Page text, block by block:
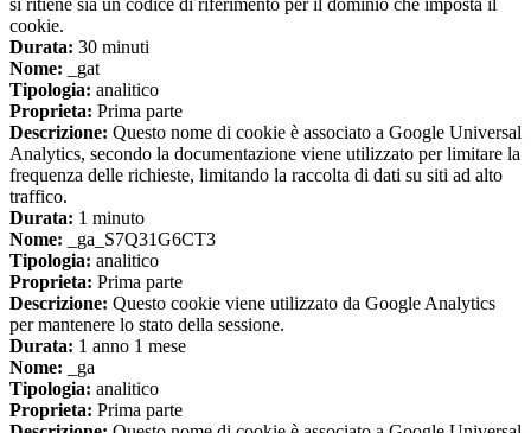
cookie.
Durata: 30 minuti
Nome: _gat
Tipologia: analitico
Proprieta: Prima parte
Descrizione: Questo nome di cookie è associato a Google Universal
Analytics, secondo la documentazione viene utilizzato per limitare la
frequenza delle richieste, limitando la raccolta di dati su siti ad alto
traffico.
Durata: 1 minuto
Nome: _ga_S7Q31G6CT3
Tipologia: analitico
Proprieta: Prima parte
Descrizione: Questo cookie viene utilizzato da Google Analytics
per mantenere lo stato della sessione.
Durata: 1 anno 1 mese
Nome: _ga
Tipologia: analitico
Proprieta: Prima parte